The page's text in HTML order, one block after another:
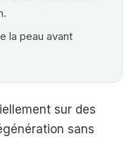
la peau avant
sur des
sans